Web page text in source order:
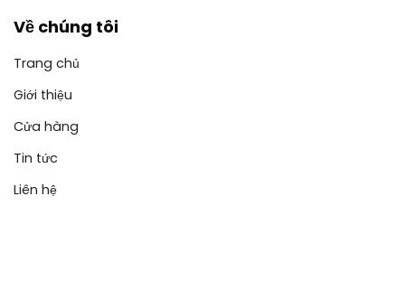
Về chúng tôi
Trang chủ
Giới thiệu
Cửa hàng
Tin tức
Liên hệ